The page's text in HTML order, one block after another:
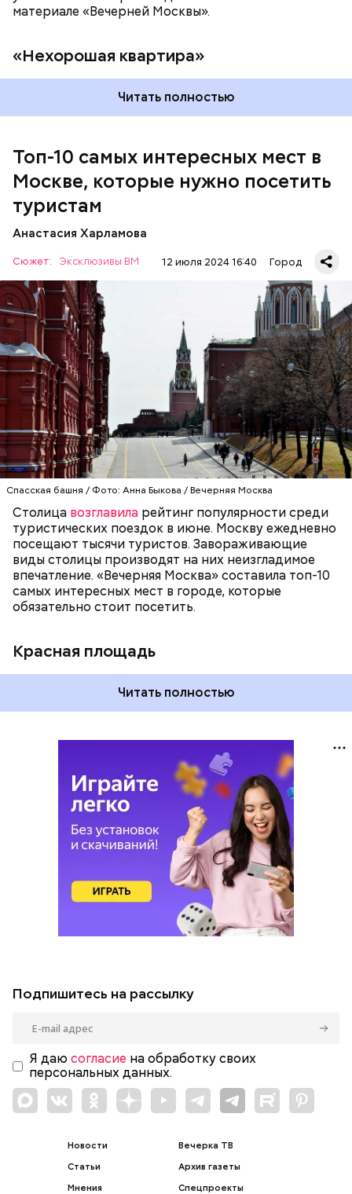
материале «Вечерней Москвы».
«Нехорошая квартира»
Читать полностью
Топ-10 самых интересных мест в
Москве, которые нужно посетить
туристам
Анастасия Харламова
Сюжет: Эксклюзивы ВМ 12 июля 2024 16:40 Город
Спасская башня / Фото: Анна Быкова / Вечерняя Москва
Столица возглавила рейтинг популярности среди
туристических поездок в июне. Москву ежедневно
посещают тысячи туристов. Завораживающие
виды столицы производят на них неизгладимое
впечатление. «Вечерняя Москва» составила топ-10
самых интересных мест в городе, которые
обязательно стоит посетить.
Красная площадь
Красная площадь считается главной
достопримечательностью столицы. Все туристы в
первую очередь стремятся именно сюда, чтобы
увидеть Московский Кремль, Собор Василия
Блаженного и Мавзолей. Красная площадь — это
символ не только столицы, но и России. С ней
связана огромная часть истории нашей страны. В
1990 году комплекс Московского Кремля и Красной
площади были включены в состав списка
Всемирного культурного наследия ЮНЕСКО.
Мавзолей
Читать полностью
ОТДЫХ МОСКВА ТУРИЗМ
Подпишитесь на рассылку
Я даю согласие на обработку своих
персональных данных.
Новости
Статьи
Мнения
Вечерка ТВ
Архив газеты
Спецпроекты